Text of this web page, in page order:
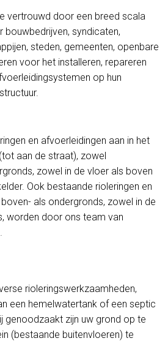
vertrouwd door een breed scala
bouwbedrijven, syndicaten,
steden, gemeenten, openbare
voor het installeren, repareren
op hun
en afvoerleidingen aan in het
aan de straat), zowel
zowel in de vloer als boven
Ook bestaande rioleringen en
als ondergronds, zowel in de
worden door ons team van
rioleringswerkzaamheden,
een hemelwatertank of een septic
genoodzaakt zijn uw grond op te
(bestaande buitenvloeren) te